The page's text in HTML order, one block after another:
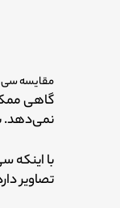
مقایسه سی
گاهی
نمی‌دهد.
با اینکه
تصاویر